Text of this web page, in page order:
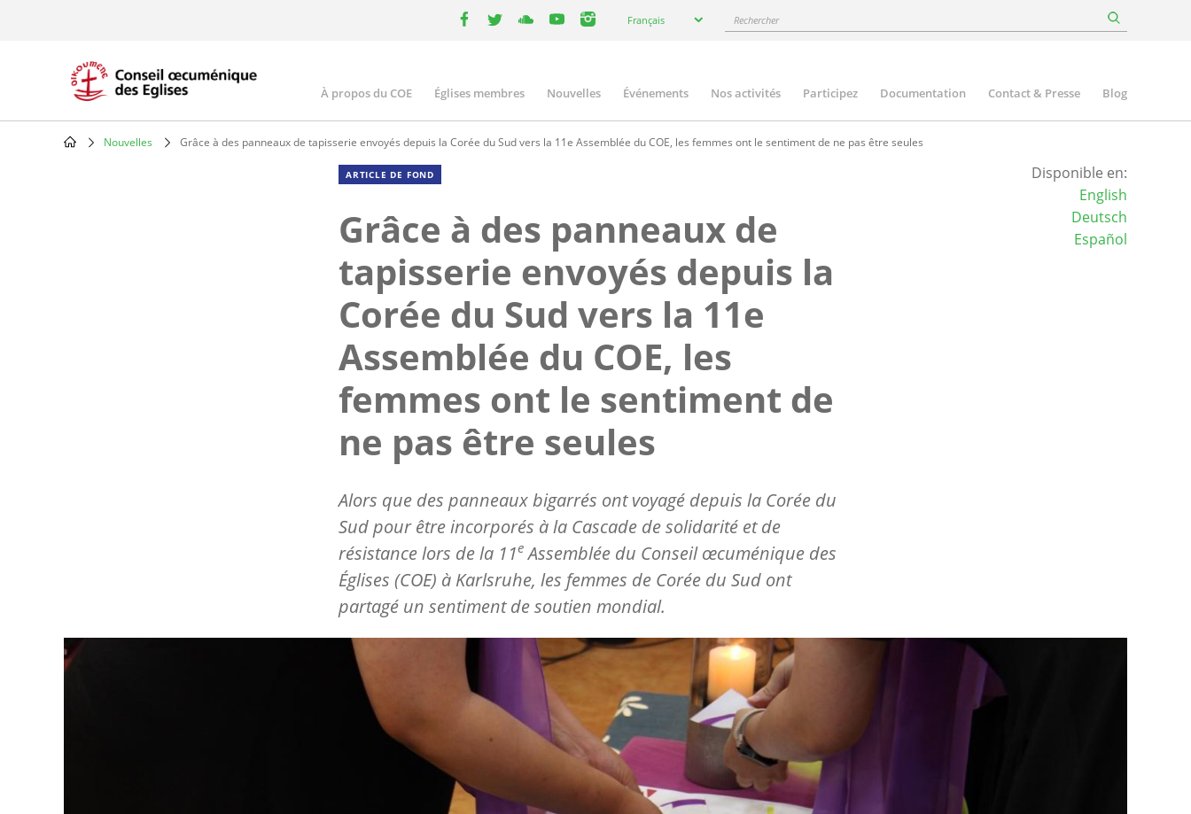
your
Français Rechercher
Main
navigation
À propos du COE Églises membres Nouvelles Événements Nos activités Participez Documentation Contact & Presse Blog
Nouvelles Grâce à des panneaux de tapisserie envoyés depuis la Corée du Sud vers la 11e Assemblée du COE, les femmes ont le sentiment de ne pas être seules
ARTICLE DE FOND
Grâce à des panneaux de
tapisserie envoyés depuis la
Corée du Sud vers la 11e
Assemblée du COE, les
femmes ont le sentiment de
ne pas être seules
Alors que des panneaux bigarrés ont voyagé depuis la Corée du
Sud pour être incorporés à la Cascade de solidarité et de
résistance lors de la 11e Assemblée du Conseil œcuménique des
Églises (COE) à Karlsruhe, les femmes de Corée du Sud ont
partagé un sentiment de soutien mondial.
Disponible en:
English
Deutsch
Español
Image